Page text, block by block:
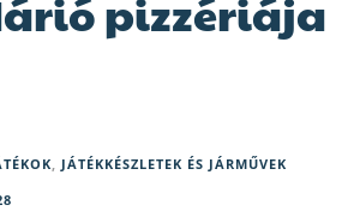
pizzériája
, JÁTÉKKÉSZLETEK ÉS JÁRMŰVEK